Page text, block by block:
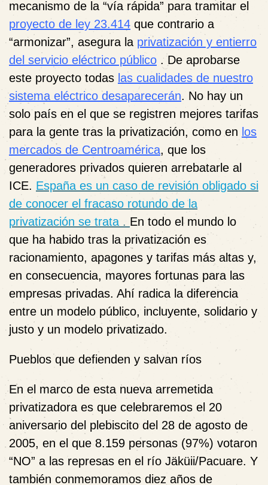
mecanismo de la “vía rápida” para tramitar el
proyecto de ley 23.414 que contrario a
“armonizar”, asegura la privatización y entierro
del servicio eléctrico público .De aprobarse
este proyecto todas las cualidades de nuestro
sistema eléctrico desaparecerán. No hay un
solo país en el que se registren mejores tarifas
para la gente tras la privatización, como en los
mercados de Centroamérica, que los
generadores privados quieren arrebatarle al
ICE. España es un caso de revisión obligado si
de conocer el fracaso rotundo de la
privatización se trata . En todo el mundo lo
que ha habido tras la privatización es
racionamiento, apagones y tarifas más altas y,
en consecuencia, mayores fortunas para las
empresas privadas. Ahí radica la diferencia
entre un modelo público, incluyente, solidario y
justo y un modelo privatizado.
Pueblos que defienden y salvan ríos
En el marco de esta nueva arremetida
privatizadora es que celebraremos el 20
aniversario del plebiscito del 28 de agosto de
2005, en el que 8.159 personas (97%) votaron
“NO” a las represas en el río Jäküii/Pacuare. Y
también conmemoramos diez años de